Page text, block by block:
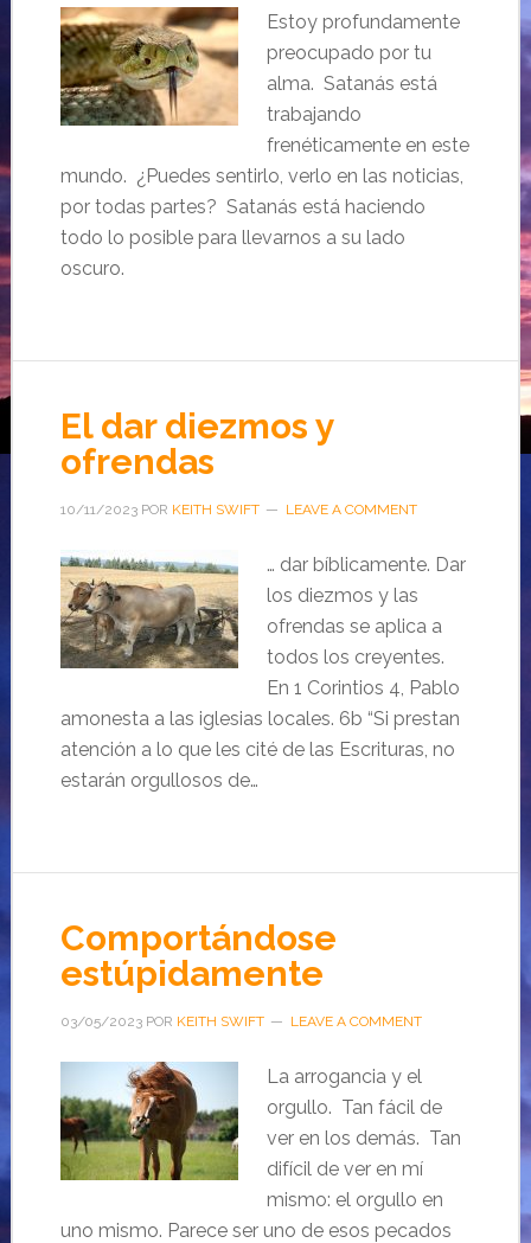
Estoy profundamente
preocupado por tu
alma. Satanás está
trabajando
frenéticamente en este
mundo. ¿Puedes sentirlo, verlo en las noticias,
por todas partes? Satanás está haciendo
todo lo posible para llevarnos a su lado
oscuro.
El dar diezmos y
ofrendas
10/11/2023POR KEITH SWIFT LEAVE A COMMENT
… dar bíblicamente. Dar
los diezmos y las
ofrendas se aplica a
todos los creyentes.
En 1 Corintios 4, Pablo
amonesta a las iglesias locales. 6b “Si prestan
atención a lo que les cité de las Escrituras, no
estarán orgullosos de…
Comportándose
estúpidamente
03/05/2023POR KEITH SWIFT LEAVE A COMMENT
La arrogancia y el
orgullo. Tan fácil de
ver en los demás. Tan
difícil de ver en mí
mismo: el orgullo en
uno mismo. Parece ser uno de esos pecados